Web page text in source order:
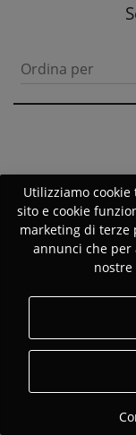
Ordina per
Utilizziamo
sito e cookie
marketing di terze
annunci che per
nostre